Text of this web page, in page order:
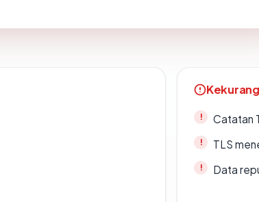
Catatan
TLS
Data